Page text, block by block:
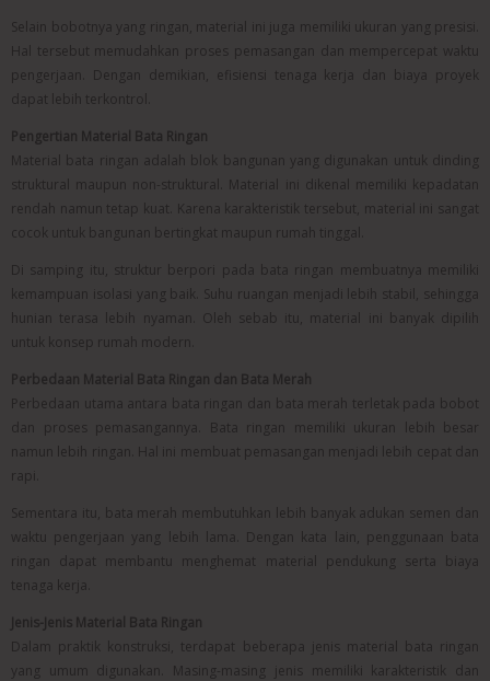
Selain bobotnya yang ringan, material ini juga memiliki ukuran yang presisi.
Hal tersebut memudahkan proses pemasangan dan mempercepat waktu
pengerjaan. Dengan demikian, efisiensi tenaga kerja dan biaya proyek
dapat lebih terkontrol.
Pengertian Material Bata Ringan
Material bata ringan adalah blok bangunan yang digunakan untuk dinding
struktural maupun non-struktural. Material ini dikenal memiliki kepadatan
rendah namun tetap kuat. Karena karakteristik tersebut, material ini sangat
cocok untuk bangunan bertingkat maupun rumah tinggal.
Di samping itu, struktur berpori pada bata ringan membuatnya memiliki
kemampuan isolasi yang baik. Suhu ruangan menjadi lebih stabil, sehingga
hunian terasa lebih nyaman. Oleh sebab itu, material ini banyak dipilih
untuk konsep rumah modern.
Perbedaan Material Bata Ringan dan Bata Merah
Perbedaan utama antara bata ringan dan bata merah terletak pada bobot
dan proses pemasangannya. Bata ringan memiliki ukuran lebih besar
namun lebih ringan. Hal ini membuat pemasangan menjadi lebih cepat dan
rapi.
Sementara itu, bata merah membutuhkan lebih banyak adukan semen dan
waktu pengerjaan yang lebih lama. Dengan kata lain, penggunaan bata
ringan dapat membantu menghemat material pendukung serta biaya
tenaga kerja.
Jenis-Jenis Material Bata Ringan
Dalam praktik konstruksi, terdapat beberapa jenis material bata ringan
yang umum digunakan. Masing-masing jenis memiliki karakteristik dan